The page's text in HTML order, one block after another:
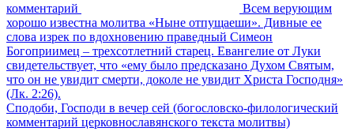
комментарий
Всем верующим
хорошо известна молитва «Ныне отпущаеши». Дивные ее
слова изрек по вдохновению праведный Симеон
Богоприимец – трехсотлетний старец. Евангелие от Луки
свидетельствует, что «ему было предсказано Духом Святым,
что он не увидит смерти, доколе не увидит Христа Господня»
(Лк. 2:26).
Сподоби, Господи в вечер сей (богословско-филологический
комментарий церковнославянского текста молитвы)